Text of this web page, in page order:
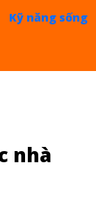
Kỹ năng sống
nhà